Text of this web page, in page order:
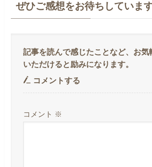
ぜひご感想をお待ちしています
コメントする
コメント ※